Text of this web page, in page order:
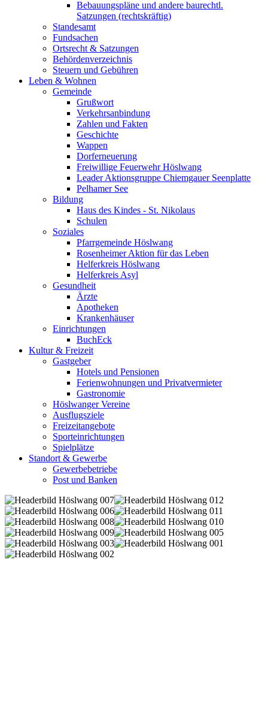
Bebauungspläne und andere baurechtl.
Satzungen (rechtskräftig)
Standesamt
Fundsachen
Ortsrecht & Satzungen
Behördenverzeichnis
Steuern und Gebühren
Leben & Wohnen
Gemeinde
Grußwort
Verkehrsanbindung
Zahlen und Fakten
Geschichte
Wappen
Dorferneuerung
Freiwillige Feuerwehr Höslwang
Leader Aktionsgruppe Chiemgauer Seenplatte
Pelhamer See
Bildung
Haus des Kindes - St. Nikolaus
Schulen
Soziales
Pfarrgemeinde Höslwang
Rosenheimer Aktion für das Leben
Helferkreis Höslwang
Helferkreis Asyl
Gesundheit
Ärzte
Apotheken
Krankenhäuser
Einrichtungen
BuchEck
Kultur & Freizeit
Gastgeber
Hotels und Pensionen
Ferienwohnungen und Privatvermieter
Gastronomie
Höslwanger Vereine
Ausflugsziele
Freizeitangebote
Sporteinrichtungen
Spielplätze
Standort & Gewerbe
Gewerbebetriebe
Post und Banken